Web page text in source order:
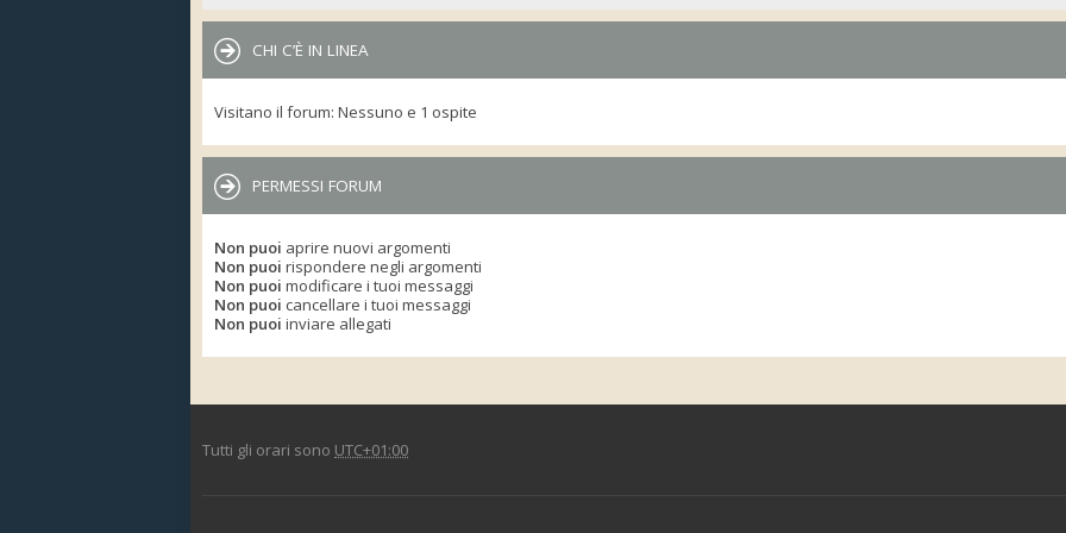
CHI C’È IN LINEA
Visitano il forum: Nessuno e 1 ospite
PERMESSI FORUM
Non puoi aprire nuovi argomenti
Non puoi rispondere negli argomenti
Non puoi modificare i tuoi messaggi
Non puoi cancellare i tuoi messaggi
Non puoi inviare allegati
Tutti gli orari sono UTC+01:00